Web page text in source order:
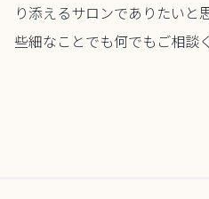
り添えるサロンでありたいと
些細なことでも何でもご相談